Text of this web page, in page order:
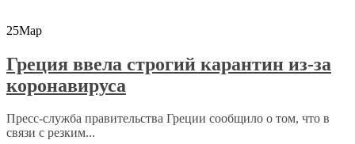
25Мар
Греция ввела строгий карантин из-за
коронавируса
Пресс-служба правительства Греции сообщило о том, что в
связи с резким...